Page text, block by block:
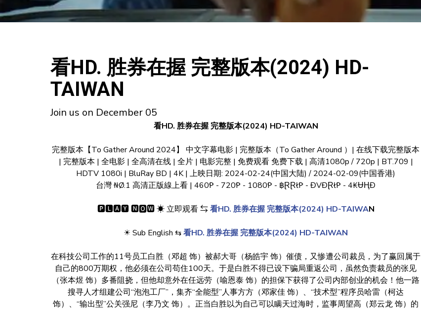
看HD. 胜券在握 完整版本(2024) HD-
TAIWAN
Join us on December 05
看HD. 胜券在握 完整版本(2024) HD-TAIWAN
完整版本【To Gather Around 2024】 中文字幕电影 | 完整版本（To Gather Around ）| 在线下载完整版本
| 完整版本 | 全电影 | 全高清在线 | 全片 | 电影完整 | 免费观看 免费下载 | 高清1080p / 720p | BT.709 |
HDTV 1080i | BluRay BD | 4K | 上映日期: 2024-02-24(中国大陆) / 2024-02-09(中国香港)
台灣 ₦Ø.1 高清正版線上看 | 460₱ - 720₱ - 1080₱ - ฿ⱤⱤł₱ - ĐVĐⱤł₱ - 4₭ɄⱧĐ
🅿🅻🅰🆈 🅽🅾🆆 ☀ 立即观看 ⇆看HD. 胜券在握 完整版本(2024) HD-TAIWAN
☀ Sub English ⇆看HD. 胜券在握 完整版本(2024) HD-TAIWAN
在科技公司工作的11号员工白胜（邓超 饰）被郝大哥（杨皓宇 饰）催债，又惨遭公司裁员，为了赢回属于
自己的800万期权，他必须在公司苟住100天。于是白胜不得已设下骗局重返公司，虽然负责裁员的张见
（张本煜 饰）多番阻挠，但他却意外在任远劳（喻恩泰 饰）的担保下获得了公司内部创业的机会！他一路
搜寻人才组建公司“泡泡工厂”，集齐“全能型”人事方方（邓家佳 饰）、“技术型”程序员哈雷（柯达
饰）、“输出型”公关强尼（李乃文 饰）。正当白胜以为自己可以瞒天过海时，监事周望高（郑云龙 饰）的